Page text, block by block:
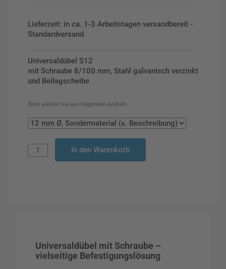
Lieferzeit: in ca. 1-3 Arbeitstagen versandbereit -
Standardversand
Universaldübel S12
mit Schraube 8/100 mm, Stahl galvanisch verzinkt
und Beilagscheibe
Bitte wählen Sie aus folgenden Artikeln
In den Warenkorb
Universaldübel mit Schraube –
vielseitige Befestigungslösung